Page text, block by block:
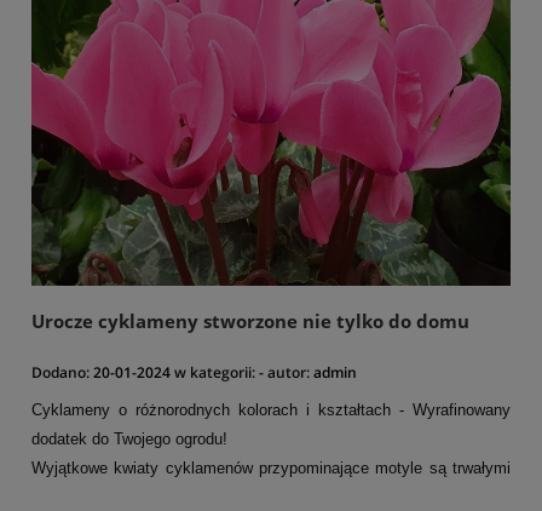
Urocze cyklameny stworzone nie tylko do domu
Dodano:20-01-2024w kategorii:-autor:admin
Cyklameny o różnorodnych kolorach i kształtach - Wyrafinowany
dodatek do Twojego ogrodu!
Wyjątkowe kwiaty cyklamenów przypominające motyle są trwałymi